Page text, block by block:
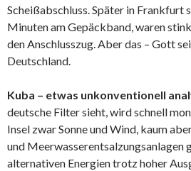
Scheißabschluss. Später in Frankfurt
Minuten am Gepäckband, waren
den Anschlusszug. Aber das – Gott
Deutschland.
Kuba – etwas unkonventionell
deutsche Filter sieht, wird schnell
Insel zwar Sonne und Wind, kaum
und Meerwasserentsalzungsanlagen
alternativen Energien trotz hoher